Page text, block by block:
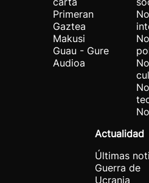
Primeran
Gaztea
Makusi
Guau - Gure
Audioa
Actualidad
Últimas
Guerra de
Ucrania